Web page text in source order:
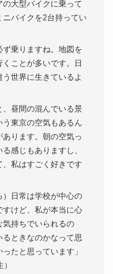
大型バイクに乗って
バイクを2台持ってい
乗りますね。地図を
ことが多いです。日
世界に生きているよ
昼間の混んでいる景
東京の空気もあるん
ります。朝の空気っ
感じもありますし、
私はすごく好きです
）日常は学校が中心の
けど、私が本当に心
持ちでいられるの
ときなのかなって思
たと思っています」